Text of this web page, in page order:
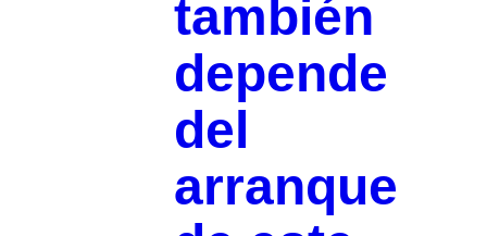
también
depende
del
arranque